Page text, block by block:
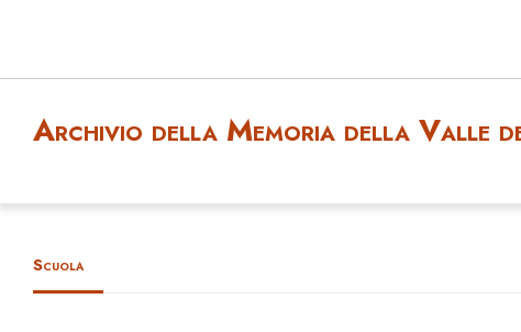
Archivio della Memoria della Valle
Scuola